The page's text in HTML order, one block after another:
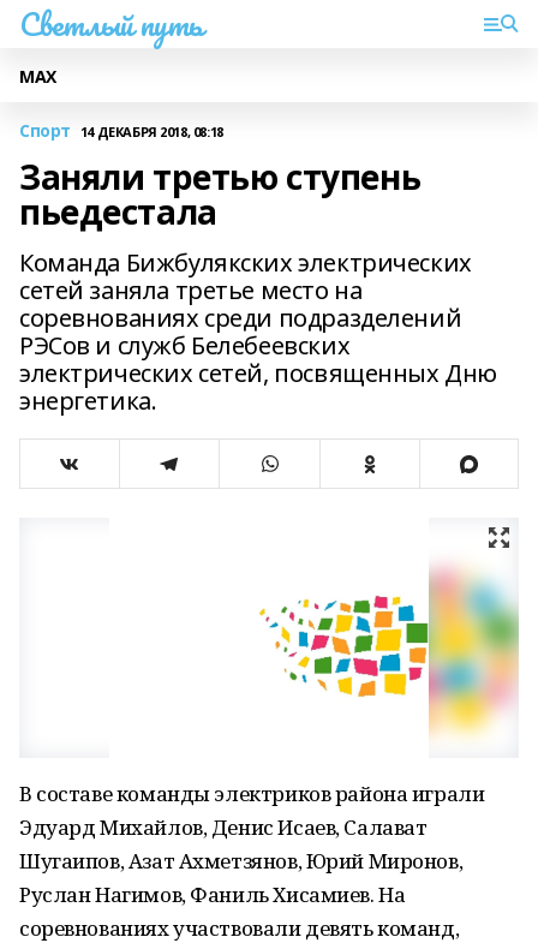
Светлый путь
МАХ
Спорт 14 ДЕКАБРЯ 2018, 08:18
Заняли третью ступень
пьедестала
Команда Бижбулякских электрических
сетей заняла третье место на
соревнованиях среди подразделений
РЭСов и служб Белебеевских
электрических сетей, посвященных Дню
энергетика.
В составе команды электриков района играли
Эдуард Михайлов, Денис Исаев, Салават
Шугаипов, Азат Ахметзянов, Юрий Миронов,
Руслан Нагимов, Фаниль Хисамиев. На
соревнованиях участвовали девять команд,